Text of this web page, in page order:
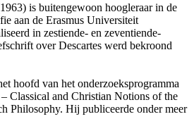
is buitengewoon hoogleraar in de
aan de Erasmus Universiteit
in zestiende- en zeventiende-
over Descartes werd bekroond
hoofd van het onderzoeksprogramma
Classical and Christian Notions of the
Philosophy. Hij publiceerde onder meer